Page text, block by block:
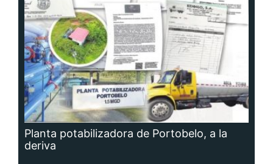
Planta potabilizadora de Portobelo, a la
deriva